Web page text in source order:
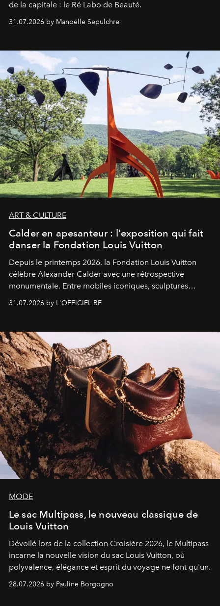
de la capitale : le Ré Labo de Beauté.
31.07.2026 by Manoëlle Sepulchre
ART & CULTURE
Calder en apesanteur : l'exposition qui fait
danser la Fondation Louis Vuitton
Depuis le printemps 2026, la Fondation Louis Vuitton
célèbre Alexander Calder avec une rétrospective
monumentale. Entre mobiles iconiques, sculptures
américain investit les espaces imaginés par Frank Gehry
sculpture.
31.07.2026 by L'OFFICIEL BE
MODE
Le sac Multipass, le nouveau classique de
Louis Vuitton
Dévoilé lors de la collection Croisière 2026, le Multipass
incarne la nouvelle vision du sac Louis Vuitton, où
polyvalence, élégance et esprit du voyage ne font qu'un.
28.07.2026 by Pauline Borgogno